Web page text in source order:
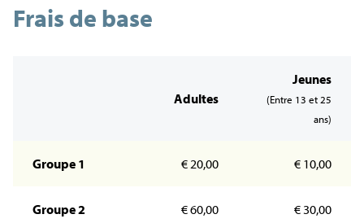
Frais de base
Adultes
Jeunes
(Entre 13 et 25
ans)
Groupe 1 € 20,00 € 10,00
Groupe 2 € 60,00 € 30,00